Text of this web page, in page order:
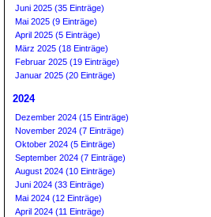
Juni 2025 (35 Einträge)
Mai 2025 (9 Einträge)
April 2025 (5 Einträge)
März 2025 (18 Einträge)
Februar 2025 (19 Einträge)
Januar 2025 (20 Einträge)
2024
Dezember 2024 (15 Einträge)
November 2024 (7 Einträge)
Oktober 2024 (5 Einträge)
September 2024 (7 Einträge)
August 2024 (10 Einträge)
Juni 2024 (33 Einträge)
Mai 2024 (12 Einträge)
April 2024 (11 Einträge)